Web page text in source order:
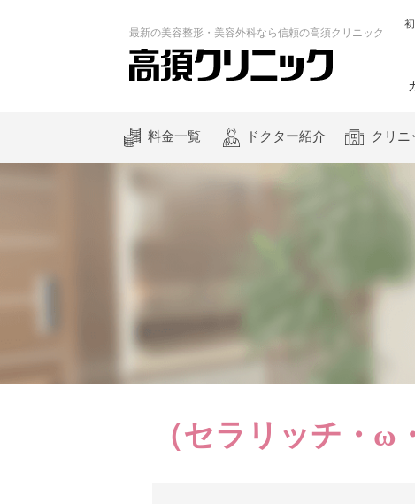
最新の美容整形・美容外科なら信頼の高須クリニック
料金一覧 ドクター紹介 クリニ
（セラリッチ・ω